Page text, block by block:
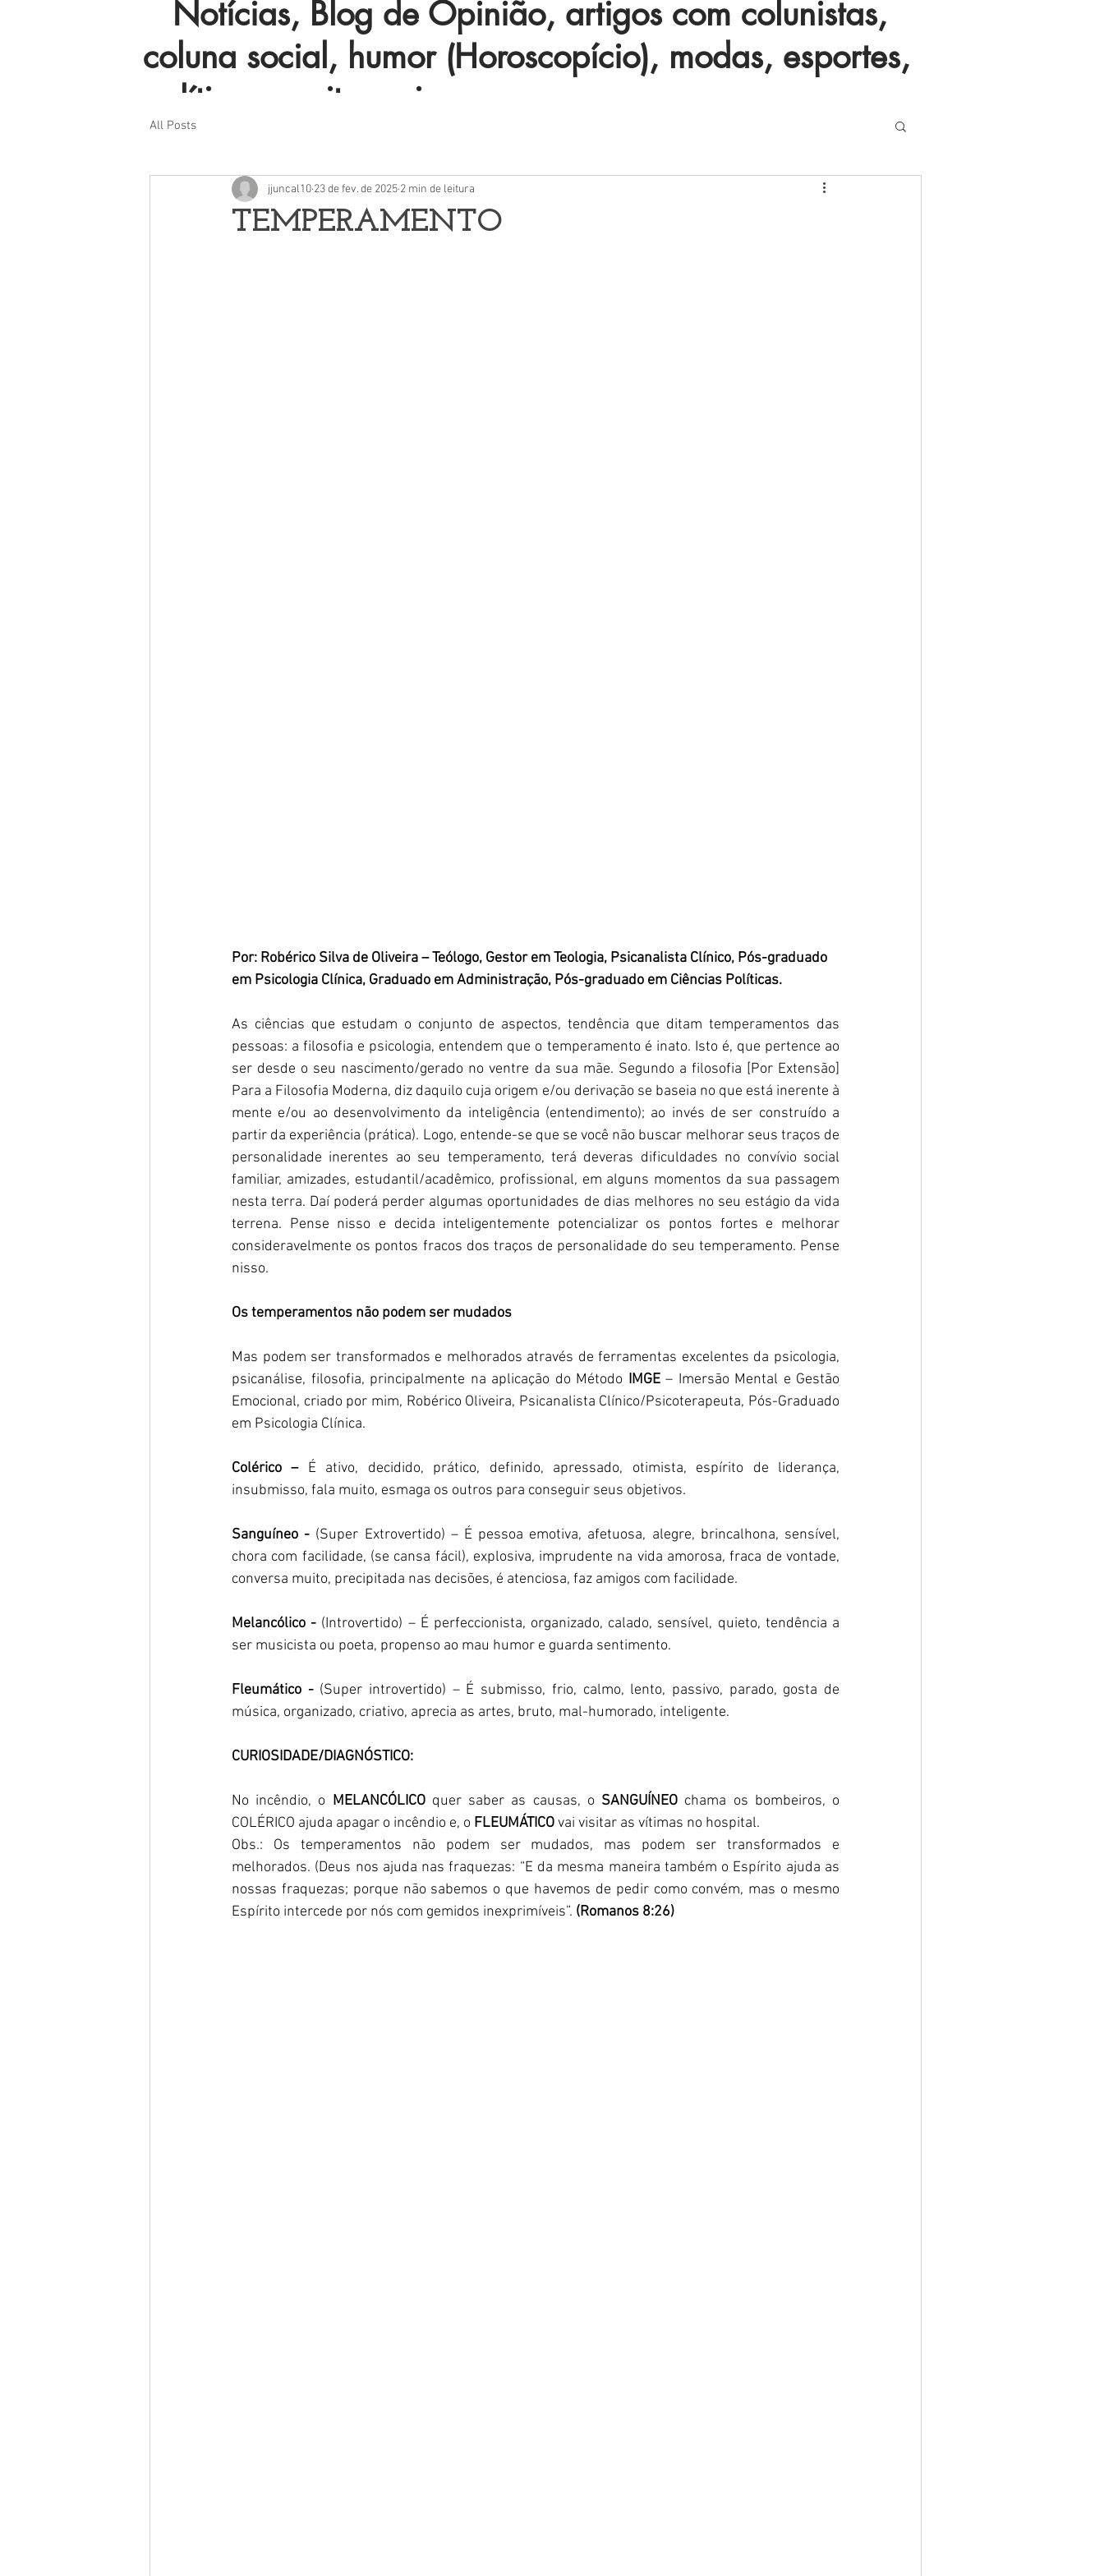
Notícias, Blog de Opinião, artigos com colunistas,
coluna social, humor (Horoscopício), modas, esportes,
política e muito mais.
All Posts
TEMPERAMENTO
jjuncal10 23 de fev. de 2025 2 min de leitura
Por: Robérico Silva de Oliveira – Teólogo, Gestor em Teologia, Psicanalista Clínico, Pós-graduado
em Psicologia Clínica, Graduado em Administração, Pós-graduado em Ciências Políticas.
As ciências que estudam o conjunto de aspectos, tendência que ditam temperamentos das
pessoas: a filosofia e psicologia, entendem que o temperamento é inato. Isto é, que pertence ao
ser desde o seu nascimento/gerado no ventre da sua mãe. Segundo a filosofia [Por Extensão]
Para a Filosofia Moderna, diz daquilo cuja origem e/ou derivação se baseia no que está inerente à
mente e/ou ao desenvolvimento da inteligência (entendimento); ao invés de ser construído a
partir da experiência (prática). Logo, entende-se que se você não buscar melhorar seus traços de
personalidade inerentes ao seu temperamento, terá deveras dificuldades no convívio social
familiar, amizades, estudantil/acadêmico, profissional, em alguns momentos da sua passagem
nesta terra. Daí poderá perder algumas oportunidades de dias melhores no seu estágio da vida
terrena. Pense nisso e decida inteligentemente potencializar os pontos fortes e melhorar
consideravelmente os pontos fracos dos traços de personalidade do seu temperamento. Pense
nisso.
Os temperamentos não podem ser mudados
Mas podem ser transformados e melhorados através de ferramentas excelentes da psicologia,
psicanálise, filosofia, principalmente na aplicação do Método IMGE – Imersão Mental e Gestão
Emocional, criado por mim, Robérico Oliveira, Psicanalista Clínico/Psicoterapeuta, Pós-Graduado
em Psicologia Clínica.
Colérico – É ativo, decidido, prático, definido, apressado, otimista, espírito de liderança,
insubmisso, fala muito, esmaga os outros para conseguir seus objetivos.
Sanguíneo - (Super Extrovertido) – É pessoa emotiva, afetuosa, alegre, brincalhona, sensível,
chora com facilidade, (se cansa fácil), explosiva, imprudente na vida amorosa, fraca de vontade,
conversa muito, precipitada nas decisões, é atenciosa, faz amigos com facilidade.
Melancólico - (Introvertido) – É perfeccionista, organizado, calado, sensível, quieto, tendência a
ser musicista ou poeta, propenso ao mau humor e guarda sentimento.
Fleumático - (Super introvertido) – É submisso, frio, calmo, lento, passivo, parado, gosta de
música, organizado, criativo, aprecia as artes, bruto, mal-humorado, inteligente.
CURIOSIDADE/DIAGNÓSTICO:
No incêndio, o MELANCÓLICO quer saber as causas, o SANGUÍNEO chama os bombeiros, o
COLÉRICO ajuda apagar o incêndio e, o FLEUMÁTICO vai visitar as vítimas no hospital.
Obs.: Os temperamentos não podem ser mudados, mas podem ser transformados e
melhorados. (Deus nos ajuda nas fraquezas: “E da mesma maneira também o Espírito ajuda as
nossas fraquezas; porque não sabemos o que havemos de pedir como convém, mas o mesmo
Espírito intercede por nós com gemidos inexprimíveis”. (Romanos 8:26)